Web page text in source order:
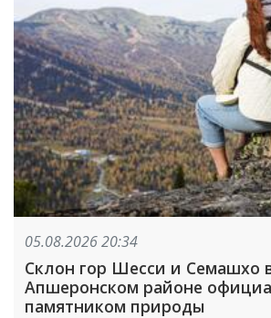
05.08.2026 20:34
Склон гор Шесси и Семашхо
Апшеронском районе
памятником природы